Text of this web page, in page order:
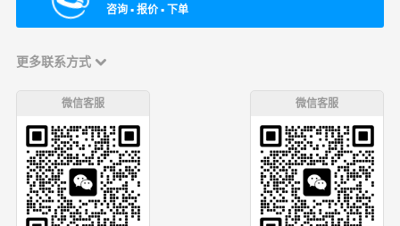
咨询 ▪ 报价 ▪ 下单
更多联系方式
微信客服 微信客服